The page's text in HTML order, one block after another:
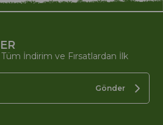
İndirim ve Fırsatlardan İlk
Gönder